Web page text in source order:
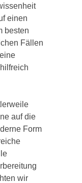
einen
besten
Fällen
auf die
Form
wir